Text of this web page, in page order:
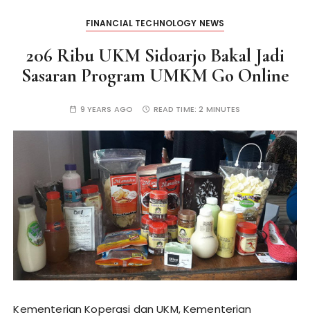
FINANCIAL TECHNOLOGY NEWS
206 Ribu UKM Sidoarjo Bakal Jadi
Sasaran Program UMKM Go Online
9 YEARS AGO READ TIME:2 MINUTES
Kementerian Koperasi dan UKM, Kementerian